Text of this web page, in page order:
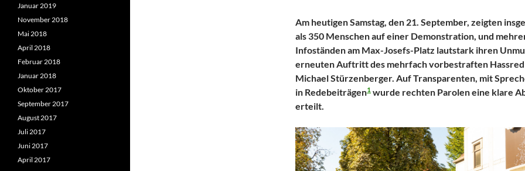
Am heutigen Samstag, den 21. September, zeigten
als 350 Menschen auf einer Demonstration, und
Infoständen am Max-Josefs-Platz lautstark ihren
erneuten Auftritt des mehrfach vorbestraften
Michael Stürzenberger. Auf Transparenten, mit
in Redebeiträgen1 wurde rechten Parolen eine klare
erteilt.
Januar 2019
November 2018
Mai 2018
April 2018
Februar 2018
Januar 2018
Oktober 2017
September 2017
August 2017
Juli 2017
Juni 2017
April 2017